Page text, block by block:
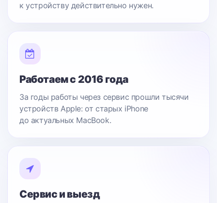
к устройству действительно нужен.
Работаем с 2016 года
За годы работы через сервис прошли тысячи
устройств Apple: от старых iPhone
до актуальных MacBook.
Сервис и выезд